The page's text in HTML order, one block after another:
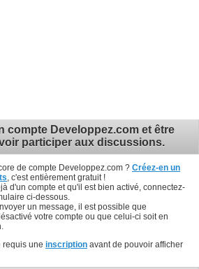
compte Developpez.com et être
participer aux discussions.
de compte Developpez.com ? Créez-en un
, c'est entièrement gratuit !
d'un compte et qu'il est bien activé, connectez-
ci-dessous.
un message, il est possible que
votre compte ou que celui-ci soit en
requis une inscription avant de pouvoir afficher